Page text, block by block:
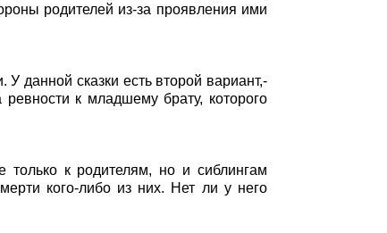
родителей из-за проявления ими
данной сказки есть второй вариант,-
ревности к младшему брату, которого
к родителям, но и сиблингам
кого-либо из них. Нет ли у него